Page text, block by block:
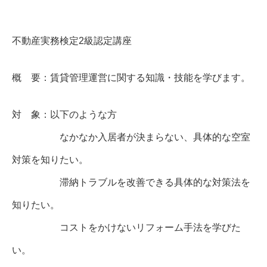
不動産実務検定2級認定講座
概 要：賃貸管理運営に関する知識・技能を学びます。
対 象：以下のような方
なかなか入居者が決まらない、具体的な空室
対策を知りたい。
滞納トラブルを改善できる具体的な対策法を
知りたい。
コストをかけないリフォーム手法を学びた
い。